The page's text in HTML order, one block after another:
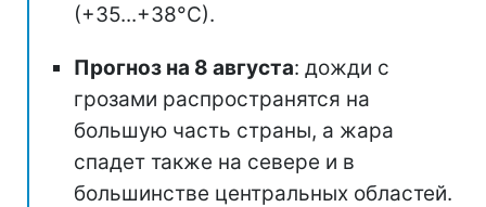
(+35...+38°С).
Прогноз на 8 августа: дожди с
грозами распространятся на
большую часть страны, а жара
спадет также на севере и в
большинстве центральных областей.